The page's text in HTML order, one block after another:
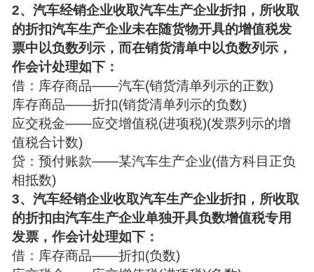
2、汽车经销企业收取汽车生产企业折扣，所收取
的折扣汽车生产企业未在随货物开具的增值税发
票中以负数列示，而在销货清单中以负数列示，
作会计处理如下：
借：库存商品——汽车(销货清单列示的正数)
库存商品——折扣(销货清单列示的负数)
应交税金——应交增值税(进项税)(发票列示的增
值税合计数)
贷：预付账款——某汽车生产企业(借方科目正负
相抵数)
3、汽车经销企业收取汽车生产企业折扣，所收取
的折扣由汽车生产企业单独开具负数增值税专用
发票，作会计处理如下：
借：库存商品——折扣(负数)